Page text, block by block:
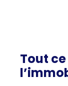
Tout